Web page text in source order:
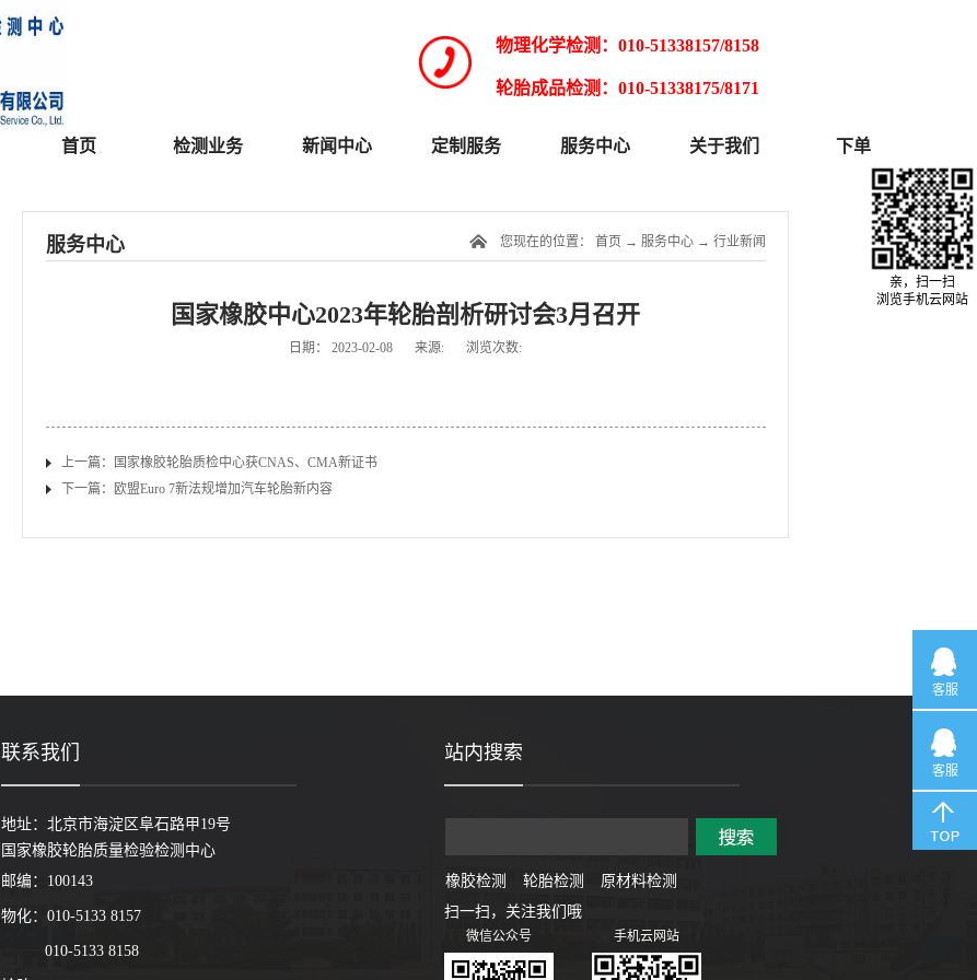
物理化学检测：010-51338157/8158
轮胎成品检测：010-51338175/8171
首页 检测业务 新闻中心 定制服务 服务中心 关于我们 下单
服务中心 您现在的位置： 首页 → 服务中心 → 行业新闻
国家橡胶中心2023年轮胎剖析研讨会3月召开
日期： 2023-02-08 来源: 浏览次数:
上一篇：
国家橡胶轮胎质检中心获CNAS、CMA新证书
下一篇：
欧盟Euro 7新法规增加汽车轮胎新内容
联系我们 站内搜索
地址：北京市海淀区阜石路甲19号
国家橡胶轮胎质量检验检测中心
邮编：100143
物化：010-5133 8157
010-5133 8158
扫一扫，关注我们哦
微信公众号 手机云网站
橡胶检测 轮胎检测 原材料检测
客服
客服
亲，扫一扫
浏览手机云网站